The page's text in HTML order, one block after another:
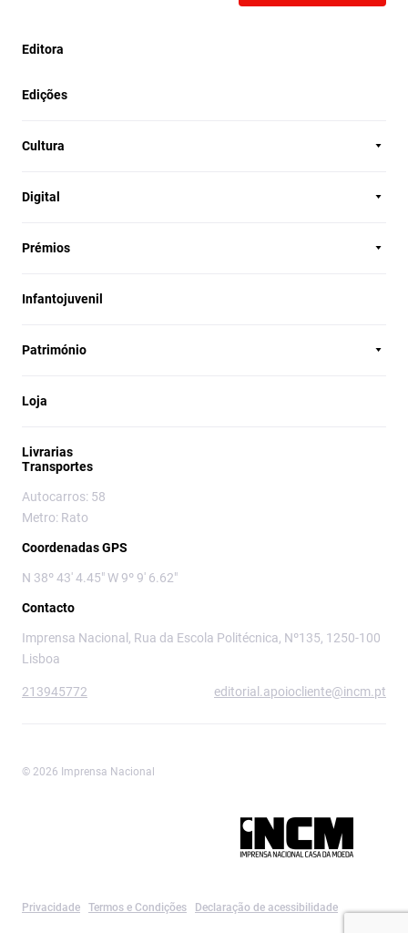
Editora
Edições
Cultura
Digital
Prémios
Infantojuvenil
Património
Loja
Livrarias
Transportes
Autocarros: 58
Metro: Rato
Coordenadas GPS
N 38º 43' 4.45" W 9º 9' 6.62"
Contacto
Imprensa Nacional, Rua da Escola Politécnica, Nº135, 1250-100
Lisboa
213945772 editorial.apoiocliente@incm.pt
© 2026 Imprensa Nacional
Privacidade Termos e Condições Declaração de acessibilidade